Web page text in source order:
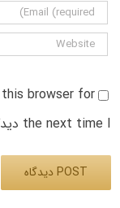
browser for
the next time I دیدگاه.